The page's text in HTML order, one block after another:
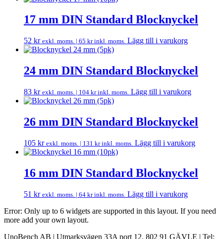
17 mm DIN Standard Blocknyckel
52 kr exkl. moms. | 65 krinkl. moms. Lägg till i varukorg
24 mm DIN Standard Blocknyckel
83 kr exkl. moms. | 104 krinkl. moms. Lägg till i varukorg
26 mm DIN Standard Blocknyckel
105 kr exkl. moms. | 131 krinkl. moms. Lägg till i varukorg
16 mm DIN Standard Blocknyckel
51 kr exkl. moms. | 64 krinkl. moms. Lägg till i varukorg
Error: Only up to 6 widgets are supported in this layout. If you need
more add your own layout.
UnoBench AB | Utmarksvägen 33A port 12, 802 91 GÄVLE | Tel: